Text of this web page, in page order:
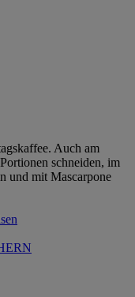
Auch am
schneiden, im
und mit Mascarpone